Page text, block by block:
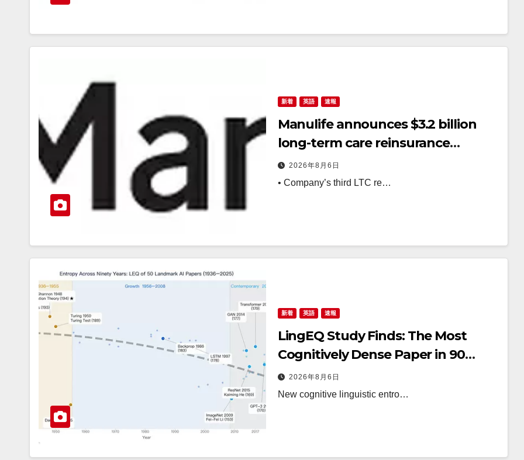
新着 英語 速報
Manulife announces $3.2 billion
long-term care reinsurance
transaction with Munich Re
2026年8月6日
• Company’s third LTC re…
新着 英語 速報
LingEQ Study Finds: The Most
Cognitively Dense Paper in 90
Years of AI History Was Not
Written About AI
2026年8月6日
New cognitive linguistic entro…